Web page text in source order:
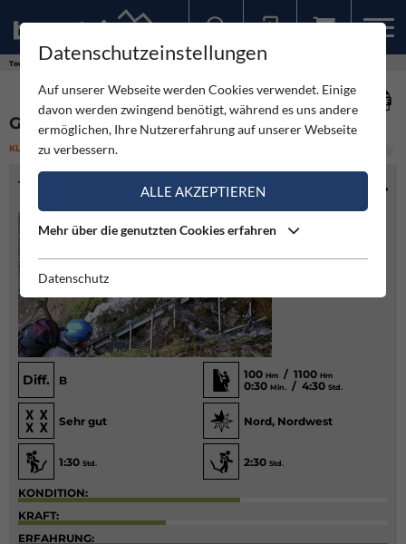
Touren
GAISLOCHSTEIG
KLETTERSTEIG LEICHT
TOURENINFO
Diff. B 100 Hm / 1100 Hm
0:30 Min. / 4:30 Std.
Sehr gut Nord, Nordwest
1:30 Std. 2:30 Std.
KONDITION:
KRAFT:
ERFAHRUNG:
Datenschutzeinstellungen
Auf unserer Webseite werden Cookies verwendet. Einige
davon werden zwingend benötigt, während es uns andere
ermöglichen, Ihre Nutzererfahrung auf unserer Webseite
zu verbessern.
ALLE AKZEPTIEREN
Mehr über die genutzten Cookies erfahren
Datenschutz